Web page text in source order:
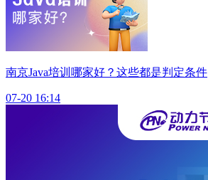
南京Java培训哪家好？这些都是判定条件
07-20 16:14